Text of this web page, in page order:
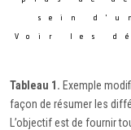
sein
Voir les
Tableau 1. Exemple
façon de résumer les
L’objectif est de fournir